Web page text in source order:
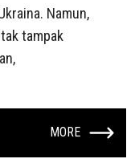
Namun,
tampak
MORE